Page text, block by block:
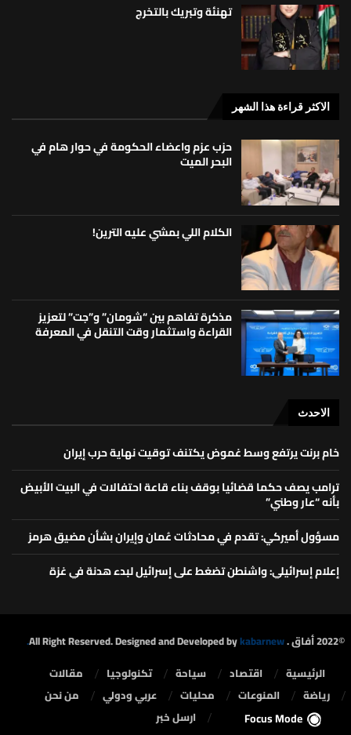
تهنئة وتبريك بالتخرج
الاكثر قراءة هذا الشهر
حزب عزم واعضاء الحكومة في حوار هام في
البحر الميت
الكلام اللي بمشي عليه الترين!
مذكرة تفاهم بين “شومان” و”جت” لتعزيز
القراءة واستثمار وقت التنقل في المعرفة
الاحدث
خام برنت يرتفع وسط غموض يكتنف توقيت نهاية حرب إيران
ترامب يصف حكما قضائيا بوقف بناء قاعة احتفالات في البيت الأبيض
بأنه “عار وطني”
مسؤول أميركي: تقدم في محادثات عُمان وإيران بشأن مضيق هرمز
إعلام إسرائيلي: واشنطن تضغط على إسرائيل لبدء هدنة في غزة
©2022 أفاق . All Right Reserved. Designed and Developed by
kabarnew.
الرئيسية
⁠اقتصاد سياحة تكنولوجيا
مقالات
رياضة
المنوعات محليات ⁠عربي ودولي
من نحن
ارسل خبر
Focus Mode